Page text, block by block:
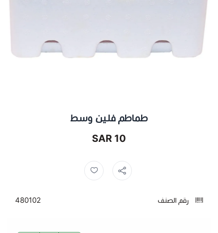
طماطم فلين وسط
10 SAR
رقم الصنف 480102